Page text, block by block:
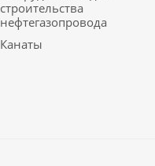
строительства
нефтегазопровода
Канаты